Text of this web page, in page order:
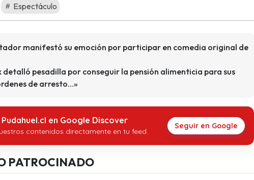
Espectáculo
manifestó su emoción por participar en comedia original de
detalló pesadilla por conseguir la pensión alimenticia para sus
de arresto…»
en Google Discover
contenidos directamente en tu feed.
Seguir en Google
PATROCINADO